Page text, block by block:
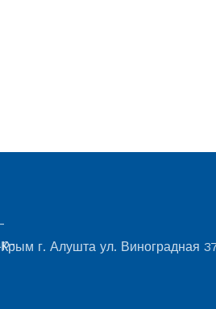
Крым г. Алушта ул. Виноградная